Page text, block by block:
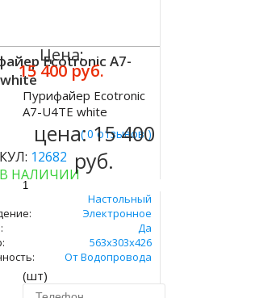
Ecotronic A7-
( 0 отзывов )
12682
В НАЛИЧИИ
Настольный
Электронное
Да
563x303x426
От Водопровода
Цена:
15 400 руб.
Пурифайер Ecotronic
A7-U4TE white
цена:15 400
руб.
(шт)